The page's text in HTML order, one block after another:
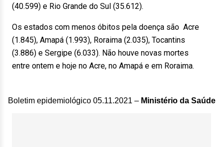
(40.599) e Rio Grande do Sul (35.612).
Os estados com menos óbitos pela doença são Acre
(1.845), Amapá (1.993), Roraima (2.035), Tocantins
(3.886) e Sergipe (6.033). Não houve novas mortes
entre ontem e hoje no Acre, no Amapá e em Roraima.
Boletim epidemiológico 05.11.2021 – Ministério da Saúde